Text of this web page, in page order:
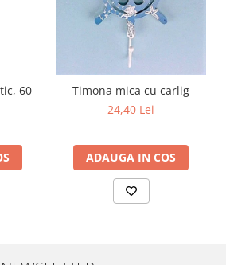
60
Timona mica cu carlig
24,40 Lei
ADAUGA IN COS